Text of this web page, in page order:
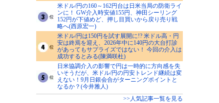
米ドル/円の160～162円台は日米当局の防衛ライ
ンに！ GW介入時安値155円、神田シーリング
152円が下値めど、押し目買いから戻り売り戦
略へ(西原宏一)
米ドル/円は150円を試す展開に!? 米ドル高・円
安は終焉を迎え、2026年中に140円の大台打診
があってもサプライズではない！ 今回の介入は
成功するとみる(陳満咲杜)
日米協調介入の影響で円は一時的に方向感を失
いそうだが、米ドル/円の円安トレンド継続は変
えない！9月日銀会合がターニングポイントと
なるか？(今井雅人)
>>人気記事一覧を見る